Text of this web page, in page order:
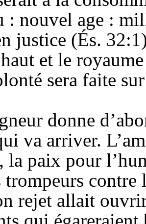
: nouvel age :
justice (És.
et le
sera faite
donne
va arriver.
la paix pour
trompeurs
rejet allait